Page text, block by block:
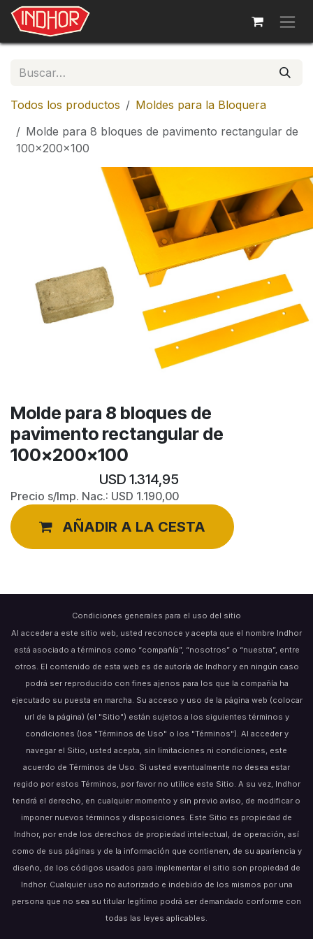
Ir al contenido
Todos los productos
Moldes para la Bloquera
Molde para 8 bloques de pavimento rectangular de
100x200x100
Molde para 8 bloques de
pavimento rectangular de
100x200x100
USD 1.314,95
Precio s/Imp. Nac.: USD 1.190,00
AÑADIR A LA CESTA
Condiciones generales para el uso del sitio
Al acceder a este sitio web, usted reconoce y acepta que el nombre Indhor
está asociado a términos como “compañía”, “nosotros” o “nuestra”, entre
otros. El contenido de esta web es de autoría de Indhor y en ningún caso
podrá ser reproducido con fines ajenos para los que la compañía ha
ejecutado su puesta en marcha. Su acceso y uso de la página web (colocar
url de la página) (el "Sitio") están sujetos a los siguientes términos y
condiciones (los "Términos de Uso" o los "Términos"). Al acceder y
navegar el Sitio, usted acepta, sin limitaciones ni condiciones, este
acuerdo de Términos de Uso. Si usted eventualmente no desea estar
regido por estos Términos, por favor no utilice este Sitio. A su vez, Indhor
tendrá el derecho, en cualquier momento y sin previo aviso, de modificar o
imponer nuevos términos y disposiciones. Este Sitio es propiedad de
Indhor, por ende los derechos de propiedad intelectual, de operación, así
como de sus páginas y de la información que contienen, de su apariencia y
diseño, de los códigos usados para implementar el sitio son propiedad de
Indhor. Cualquier uso no autorizado e indebido de los mismos por una
persona que no sea su titular legítimo podrá ser demandado conforme con
todas las leyes aplicables.